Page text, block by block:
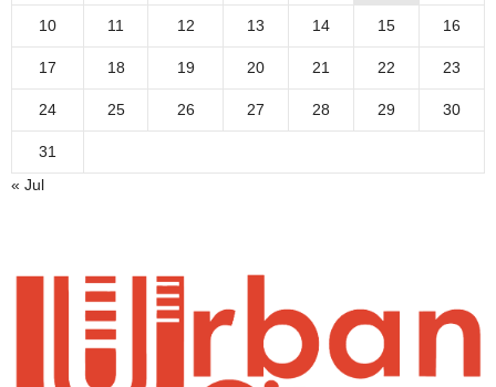
10 11 12 13 14 15 16
17 18 19 20 21 22 23
24 25 26 27 28 29 30
31
« Jul